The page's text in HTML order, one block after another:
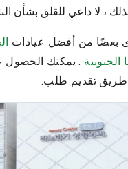
، لا داعي للقلق بشأن
بعضًا من أفضل عيادات
الجنوبية . يمكنك الحصول
تقديم طلب.